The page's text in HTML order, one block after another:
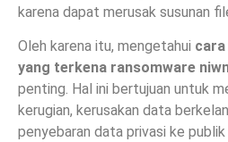
karena dapat merusak susunan
Oleh karena itu, mengetahui
yang terkena ransomware
penting. Hal ini bertujuan untuk
kerugian, kerusakan data
penyebaran data privasi ke